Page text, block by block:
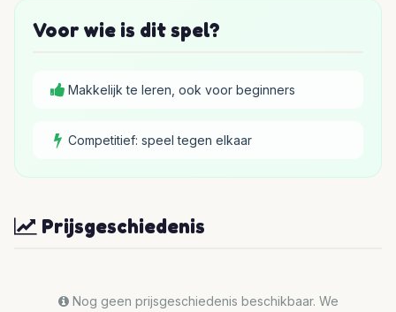
Voor wie is dit spel?
Makkelijk te leren, ook voor beginners
Competitief: speel tegen elkaar
Prijsgeschiedenis
Nog geen prijsgeschiedenis beschikbaar. We